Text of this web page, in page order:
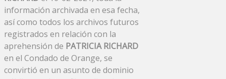
información archivada en esa fecha,
así como todos los archivos futuros
registrados en relación con la
aprehensión de PATRICIA RICHARD
en el Condado de Orange, se
convirtió en un asunto de dominio